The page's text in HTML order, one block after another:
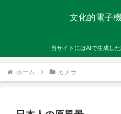
文化的電子
当サイトにはAIで生成し
ホーム カメラ